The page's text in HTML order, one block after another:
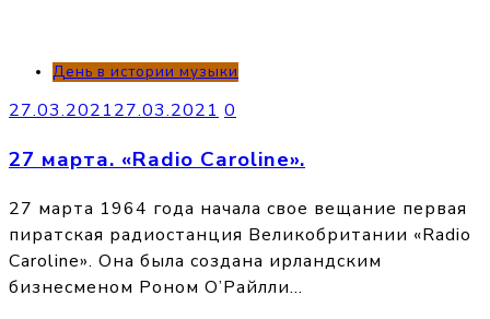
День в истории музыки
27.03.202127.03.2021 0
27 марта. «Radio Caroline».
27 марта 1964 года начала свое вещание первая
пиратская радиостанция Великобритании «Radio
Caroline». Она была создана ирландским
бизнесменом Роном О’Райлли…